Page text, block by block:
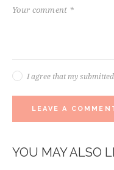
I agree that my
YOU MAY ALSO